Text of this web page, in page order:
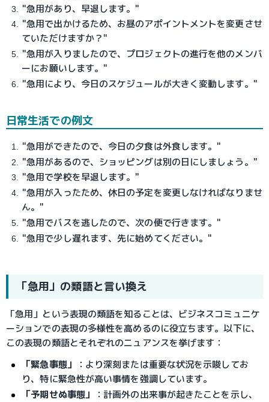
"急用があり、早退します。"
"急用で出かけるため、お昼のアポイントメントを変更させ
ていただけますか？"
"急用が入りましたので、プロジェクトの進行を他のメンバ
ーにお願いします。"
"急用により、今日のスケジュールが大きく変動します。"
日常生活での例文
"急用ができたので、今日の夕食は外食します。"
"急用があるので、ショッピングは別の日にしましょう。"
"急用で学校を早退します。"
"急用が入ったため、休日の予定を変更しなければなりませ
ん。"
"急用でバスを逃したので、次の便で行きます。"
"急用で少し遅れます、先に始めてください。"
「急用」の類語と言い換え
「急用」という表現の類語を知ることは、ビジネスコミュニケ
ーションでの表現の多様性を高めるのに役立ちます。以下に、
この表現の類語とそれぞれのニュアンスを挙げます：
「緊急事態」
： より深刻または重要な状況を示唆してお
り、特に緊急性が高い事情を強調しています。
「予期せぬ事態」
： 計画外の出来事が起きたことを示し、